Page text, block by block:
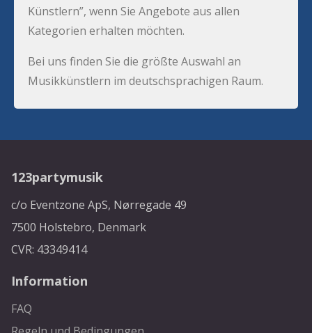
Künstlern”, wenn Sie Angebote aus allen
Kategorien erhalten möchten.
Bei uns finden Sie die größte Auswahl an
Musikkünstlern im deutschsprachigen Raum.
123partymusik
c/o Eventzone ApS, Nørregade 49
7500 Holstebro, Denmark
CVR: 43349414
Information
FAQ